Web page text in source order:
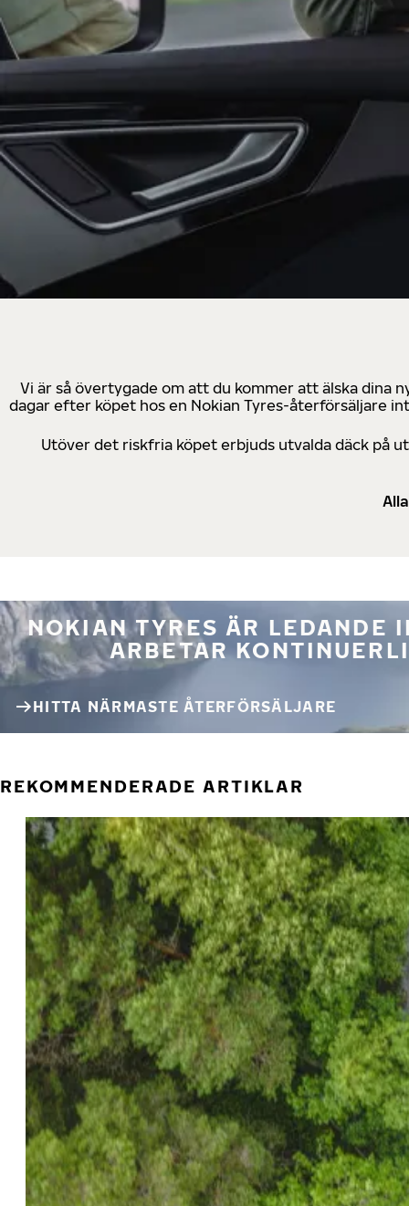
Vi är så övertygade om att du kommer att älska dina
dagar efter köpet hos en Nokian Tyres-återförsäljare
Utöver det riskfria köpet erbjuds utvalda däck på
NOKIAN TYRES ÄR LEDANDE
ARBETAR
HITTA NÄRMASTE ÅTERFÖRSÄLJARE
REKOMMENDERADE ARTIKLAR